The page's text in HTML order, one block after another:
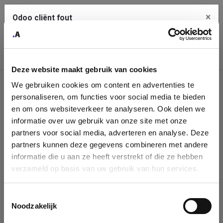
Deze website maakt gebruik van cookies
We gebruiken cookies om content en advertenties te
personaliseren, om functies voor social media te bieden
en om ons websiteverkeer te analyseren. Ook delen we
informatie over uw gebruik van onze site met onze
partners voor social media, adverteren en analyse. Deze
partners kunnen deze gegevens combineren met andere
informatie die u aan ze heeft verstrekt of die ze hebben
verzameld op basis van uw gebruik van hun services.
Noodzakelijk
Identificatie
onderneming
Please fill in your company details
You can search a company in our database by name, VAT or
enterprise ID. When a company is selected it will auto-complete the
form. If you don't find your company in our database, you can create
Odoo cliënt fout ×
klembord
Je dient de kopieer knop te gebruiken om de fout te melden
aan support.
Bekijk details